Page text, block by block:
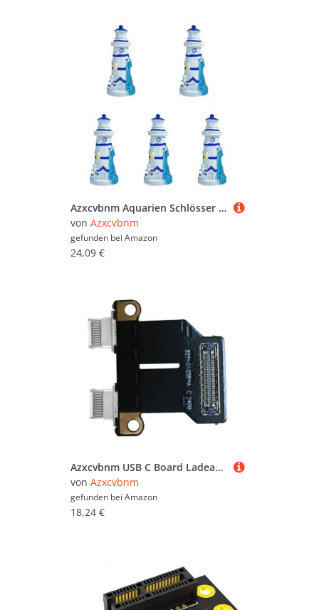
Azxcvbnm Aquarien Schlösser Kunsthandwerk Künstliche Leuchtturmhandwerksdekorationen Fischtanks Versorgen Meeres Kunsthandwerk Dekorationen Realistisches Aquarium Landschaftszubehör
von Azxcvbnm
gefunden bei Amazon
24,09 €
Azxcvbnm USB C Board Ladeanschlussanschluss Für A1932 A2179 A2337 A1932 A2179 A2337 2018-2020 821-01658-A Laptop Zubehör
von Azxcvbnm
gefunden bei Amazon
18,24 €